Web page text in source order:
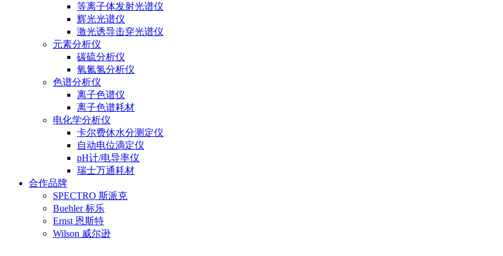
等离子体发射光谱仪
辉光光谱仪
激光诱导击穿光谱仪
元素分析仪
碳硫分析仪
氧氮氢分析仪
色谱分析仪
离子色谱仪
离子色谱耗材
电化学分析仪
卡尔费休水分测定仪
自动电位滴定仪
pH计/电导率仪
瑞士万通耗材
合作品牌
SPECTRO 斯派克
Buehler 标乐
Ernst 恩斯特
Wilson 威尔逊